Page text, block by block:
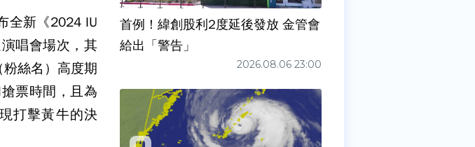
全新《2024 IU
演唱會場次，其
絲名）高度期
票時間，且為
打擊黃牛的決
首例！緯創股利2度延後發放 金管會
給出「警告」
2026.08.06 23:00